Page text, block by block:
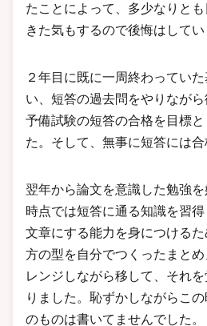
たことによって、多少なりと
きた気もするので後悔はしてい
２年目に既に一周終わってい
い、短答の過去問をやりなが
予備試験の短答の合格を目標
た。そして、無事に短答には合
翌年から論文を意識した勉強
時点では短答に通る知識を習
文章にする能力を身につける
方の型を自分でつくったまと
レンジしながら移して、それ
りました。恥ずかしながらこ
のものは書いてませんでした。